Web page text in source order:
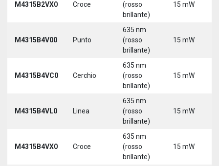
M4315B2VX0 Croce
(rosso
brillante)
15 mW
M4315B4V00 Punto
635 nm
(rosso
brillante)
15 mW
M4315B4VC0 Cerchio
635 nm
(rosso
brillante)
15 mW
M4315B4VL0 Linea
635 nm
(rosso
brillante)
15 mW
M4315B4VX0 Croce
635 nm
(rosso
brillante)
15 mW